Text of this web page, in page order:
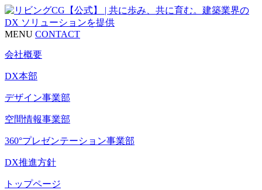
MENU CONTACT
会社概要
DX本部
デザイン事業部
空間情報事業部
360°プレゼンテーション事業部
DX推進方針
トップページ